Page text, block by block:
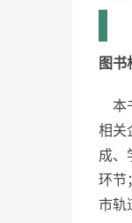
图书
本
相关
成、
环节
市轨